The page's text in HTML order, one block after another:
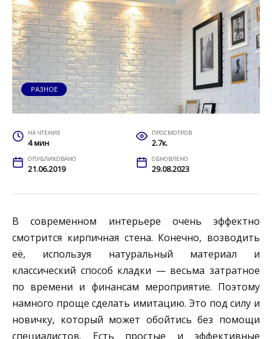
РАЗНОЕ
НА ЧТЕНИЕ
4 мин
ПРОСМОТРОВ
2.7к.
ОПУБЛИКОВАНО
21.06.2019
ОБНОВЛЕНО
29.08.2023
В современном интерьере очень эффектно
смотрится кирпичная стена. Конечно, возводить
её, используя натуральный материал и
классический способ кладки — весьма затратное
по времени и финансам мероприятие. Поэтому
намного проще сделать имитацию. Это под силу и
новичку, который может обойтись без помощи
специалистов. Есть простые и эффективные